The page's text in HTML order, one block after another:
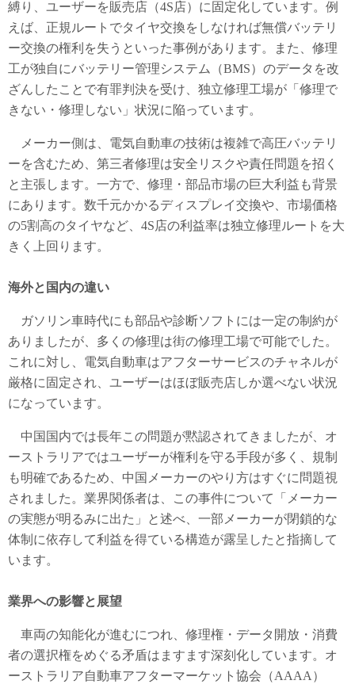
縛り、ユーザーを販売店（4S店）に固定化しています。例
えば、正規ルートでタイヤ交換をしなければ無償バッテリ
ー交換の権利を失うといった事例があります。また、修理
工が独自にバッテリー管理システム（BMS）のデータを改
ざんしたことで有罪判決を受け、独立修理工場が「修理で
きない・修理しない」状況に陥っています。
メーカー側は、電気自動車の技術は複雑で高圧バッテリ
ーを含むため、第三者修理は安全リスクや責任問題を招く
と主張します。一方で、修理・部品市場の巨大利益も背景
にあります。数千元かかるディスプレイ交換や、市場価格
の5割高のタイヤなど、4S店の利益率は独立修理ルートを大
きく上回ります。
海外と国内の違い
ガソリン車時代にも部品や診断ソフトには一定の制約が
ありましたが、多くの修理は街の修理工場で可能でした。
これに対し、電気自動車はアフターサービスのチャネルが
厳格に固定され、ユーザーはほぼ販売店しか選べない状況
になっています。
中国国内では長年この問題が黙認されてきましたが、オ
ーストラリアではユーザーが権利を守る手段が多く、規制
も明確であるため、中国メーカーのやり方はすぐに問題視
されました。業界関係者は、この事件について「メーカー
の実態が明るみに出た」と述べ、一部メーカーが閉鎖的な
体制に依存して利益を得ている構造が露呈したと指摘して
います。
業界への影響と展望
車両の知能化が進むにつれ、修理権・データ開放・消費
者の選択権をめぐる矛盾はますます深刻化しています。オ
ーストラリア自動車アフターマーケット協会（AAAA）